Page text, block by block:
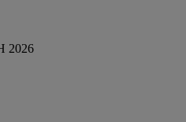
2026